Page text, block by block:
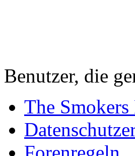
Benutzer, die
The